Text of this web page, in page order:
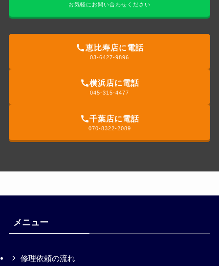
お気軽にお問い合わせください
恵比寿店に電話
03-6427-9896
横浜店に電話
045-315-4477
千葉店に電話
070-8322-2089
メニュー
修理依頼の流れ